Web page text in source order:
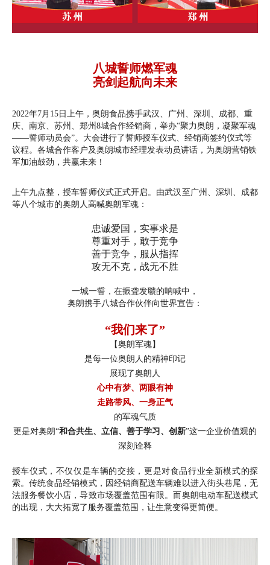
八城誓师燃军魂
亮剑起航向未来
2022年7月15日上午，奥朗食品携手武汉、广州、深圳、成都、重
庆、南京、苏州、郑州8城合作经销商，举办“聚力奥朗，凝聚军魂
——誓师动员会”。大会进行了誓师授车仪式、经销商签约仪式等
议程。各城合作客户及奥朗城市经理发表动员讲话，为奥朗营销铁
军加油鼓劲，共赢未来！
上午九点整，授车誓师仪式正式开启。由武汉至广州、深圳、成都
等八个城市的奥朗人高喊奥朗军魂：
忠诚爱国，实事求是
尊重对手，敢于竞争
善于竞争，服从指挥
攻无不克，战无不胜
一城一誓，在振聋发聩的呐喊中，
奥朗携手八城合作伙伴向世界宣告：
“我们来了”
【奥朗军魂】
是每一位奥朗人的精神印记
展现了奥朗人
心中有梦、两眼有神
走路带风、一身正气
的军魂气质
更是对奥朗“和合共生、立信、善于学习、创新”这一企业价值观的
深刻诠释
授车仪式，不仅仅是车辆的交接，更是对食品行业全新模式的探
索。传统食品经销模式，因经销商配送车辆难以进入街头巷尾，无
法服务餐饮小店，导致市场覆盖范围有限。而奥朗电动车配送模式
的出现，大大拓宽了服务覆盖范围，让生意变得更简便。